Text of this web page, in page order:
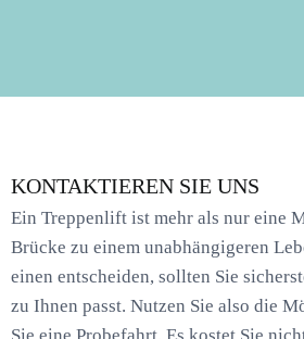
KONTAKTIEREN SIE UNS
Ein Treppenlift ist mehr als nur eine
Brücke zu einem unabhängigeren
einen entscheiden, sollten Sie
zu Ihnen passt. Nutzen Sie also die